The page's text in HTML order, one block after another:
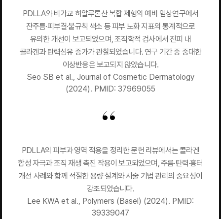
PDLLA와 비가교 히알루론산 복합 제형의 예비 임상연구에서
잔주름·피부결·불규칙 색소 등 피부 노화 지표의 통계적으로
유의한 개선이 보고되었으며, 조직학적 검사에서 진피 내
콜라겐과 탄력섬유 증가가 관찰되었습니다. 연구 기간 중 중대한
이상반응은 보고되지 않았습니다.
Seo SB et al., Journal of Cosmetic Dermatology
(2024). PMID: 37969055
PDLLA의 피부과 영역 적용을 정리한 문헌 리뷰에서는 콜라겐
합성 자극과 조직 재생 촉진 작용이 보고되었으며, 주름·탄력·흉터
개선 사례와 함께 적절한 용량 설계와 시술 기법 관리의 중요성이
강조되었습니다.
Lee KWA et al., Polymers (Basel) (2024). PMID:
39339047